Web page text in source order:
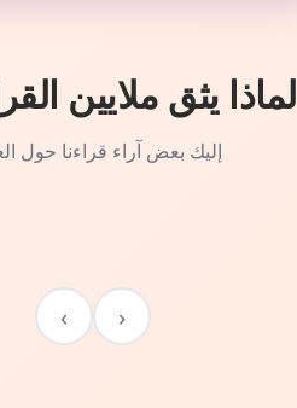
لماذا يثق ملايين
إليك بعض آراء قراءنا حول
‹
›